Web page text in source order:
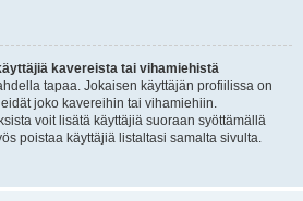
kavereista tai vihamiehistä
tapaa. Jokaisen käyttäjän profiilissa on
joko kavereihin tai vihamiehiin.
voit lisätä käyttäjiä suoraan syöttämällä
poistaa käyttäjiä listaltasi samalta sivulta.